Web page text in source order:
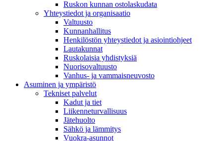
Ruskon kunnan ostolaskudata
Yhteystiedot ja organisaatio
Valtuusto
Kunnanhallitus
Henkilöstön yhteystiedot ja asiointiohjeet
Lautakunnat
Ruskolaisia yhdistyksiä
Nuorisovaltuusto
Vanhus- ja vammaisneuvosto
Asuminen ja ympäristö
Tekniset palvelut
Kadut ja tiet
Liikenneturvallisuus
Jätehuolto
Sähkö ja lämmitys
Vuokra-asunnot